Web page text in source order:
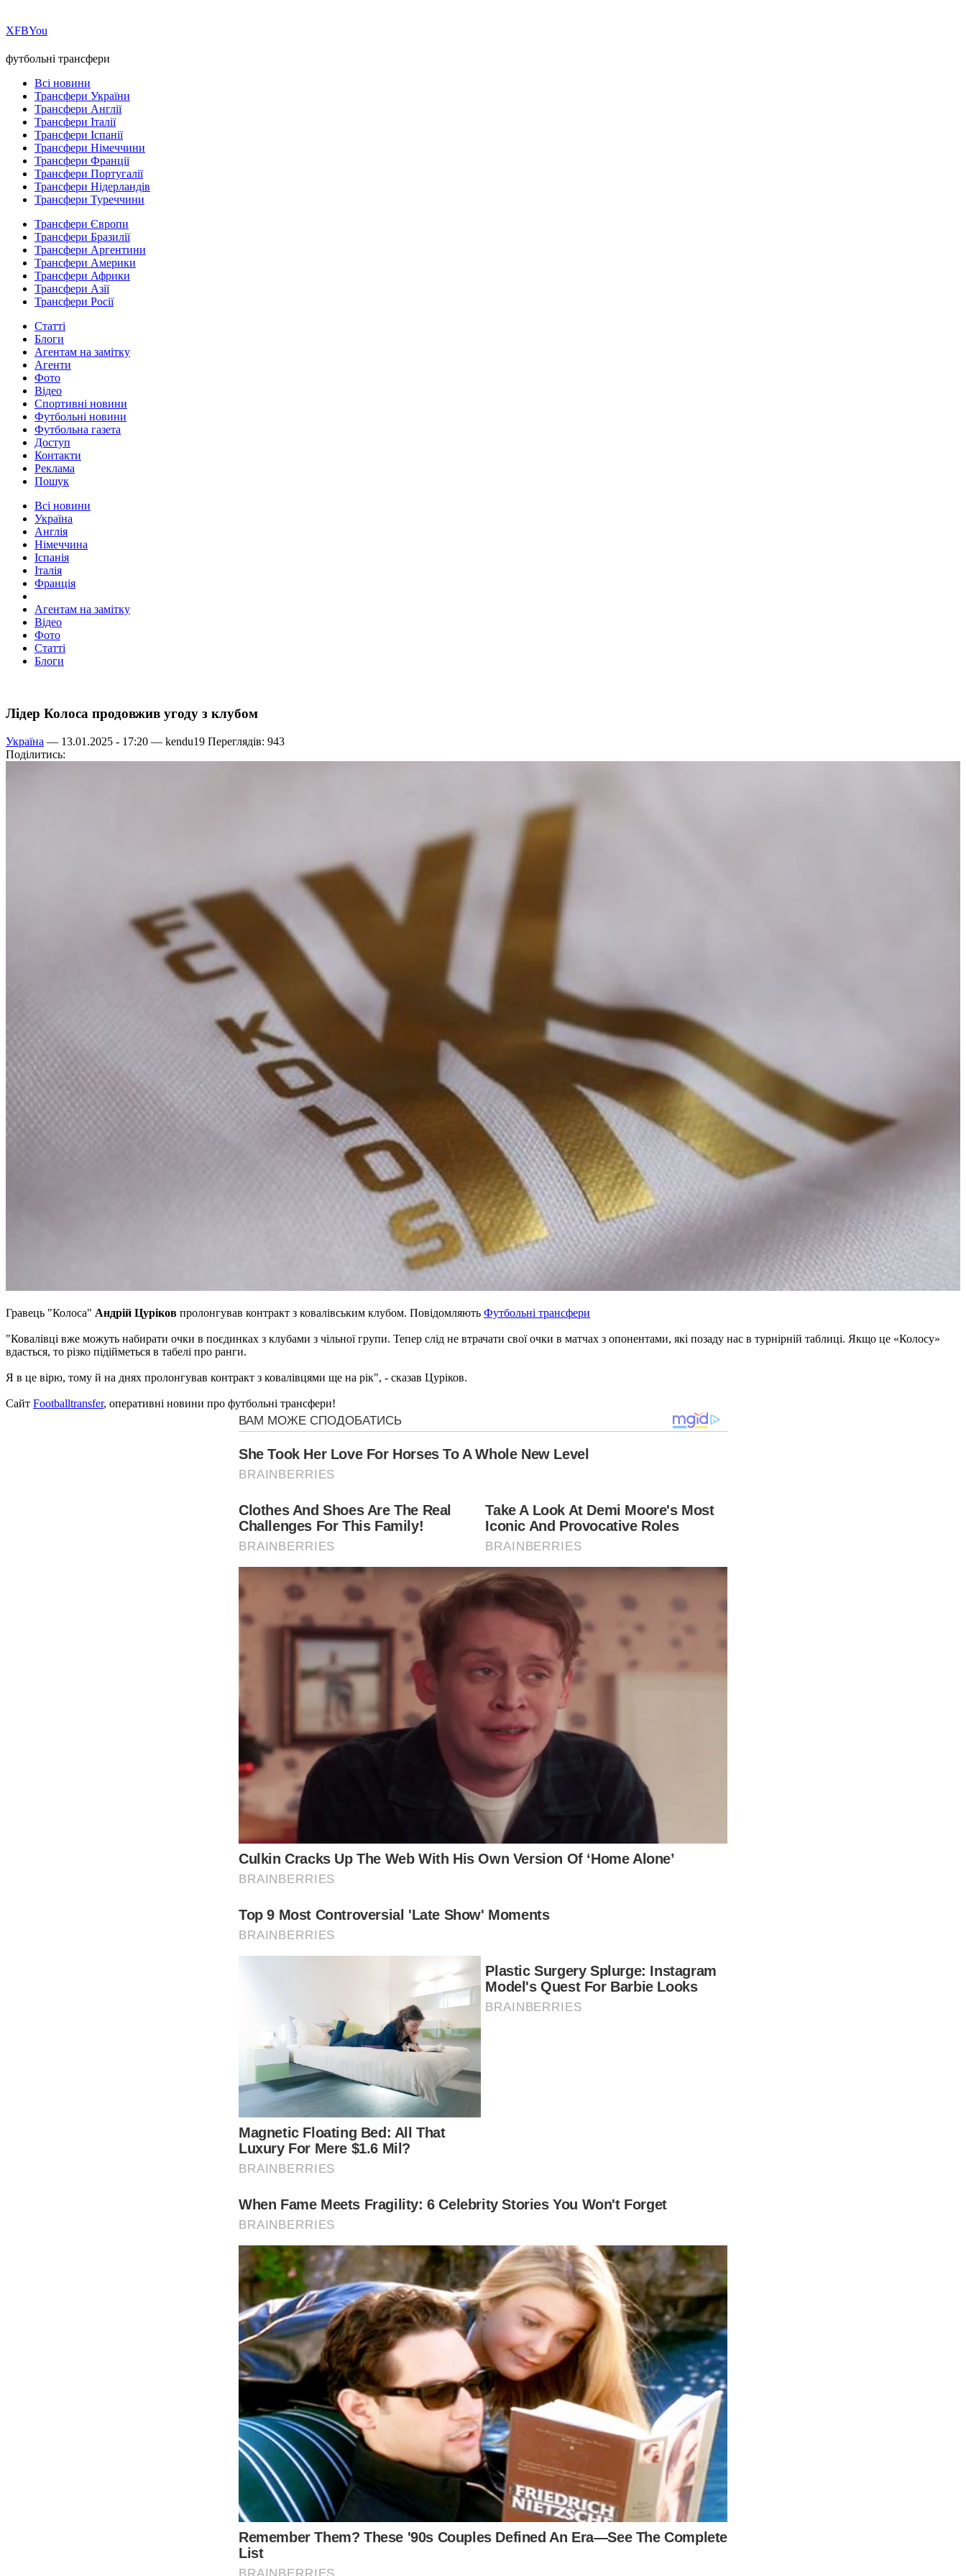
ХFBYou
футбольні трансфери
Всі новини
Трансфери України
Трансфери Англії
Трансфери Італії
Трансфери Іспанії
Трансфери Німеччини
Трансфери Франції
Трансфери Португалії
Трансфери Нідерландів
Трансфери Туреччини
Трансфери Європи
Трансфери Бразилії
Трансфери Аргентини
Трансфери Америки
Трансфери Африки
Трансфери Азії
Трансфери Росії
Статті
Блоги
Агентам на замітку
Агенти
Фото
Відео
Спортивні новини
Футбольні новини
Футбольна газета
Доступ
Контакти
Реклама
Пошук
Всі новини
Україна
Англія
Німеччина
Іспанія
Італія
Франція
Агентам на замітку
Відео
Фото
Статті
Блоги
Лідер Колоса продовжив угоду з клубом
Україна — 13.01.2025 - 17:20 — kendu19 Переглядів: 943
Поділитись:
Гравець "Колоса" Андрій Цуріков пролонгував контракт з ковалівським клубом. Повідомляють Футбольні трансфери
"Ковалівці вже можуть набирати очки в поєдинках з клубами з чільної групи. Тепер слід не втрачати свої очки в матчах з опонентами, які позаду нас в турнірній таблиці. Якщо це «Колосу»
вдасться, то різко підійметься в табелі про ранги.
Я в це вірю, тому й на днях пролонгував контракт з ковалівцями ще на рік", - сказав Цуріков.
Сайт Footballtransfer, оперативні новини про футбольні трансфери!